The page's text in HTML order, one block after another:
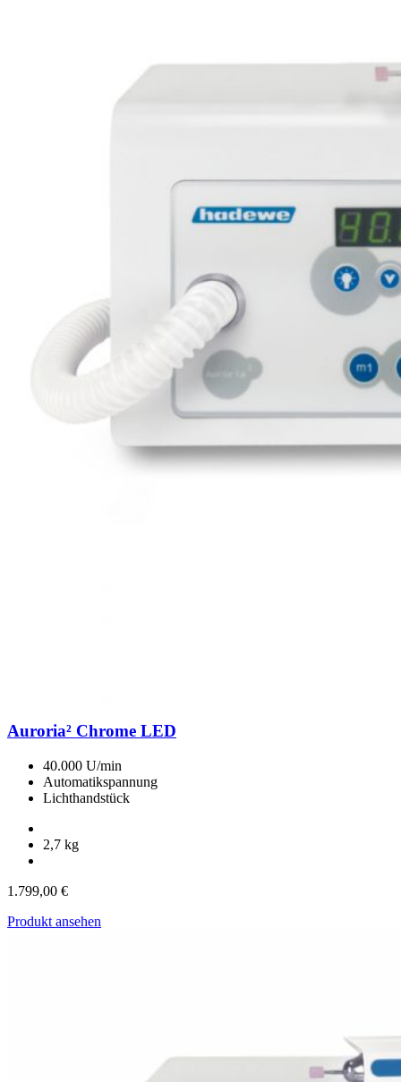
Auroria² Chrome LED
40.000 U/min
Automatikspannung
Lichthandstück
2,7 kg
1.799,00 €
Produkt ansehen